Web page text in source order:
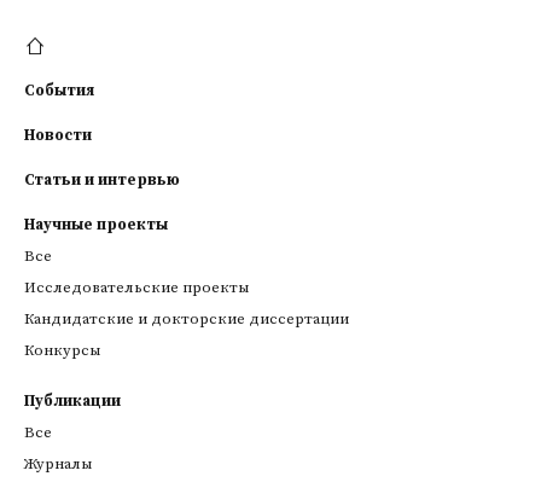
События
Новости
Статьи и интервью
Научные проекты
Все
Исследовательские проекты
Кандидатские и докторские диссертации
Конкурсы
Публикации
Все
Журналы